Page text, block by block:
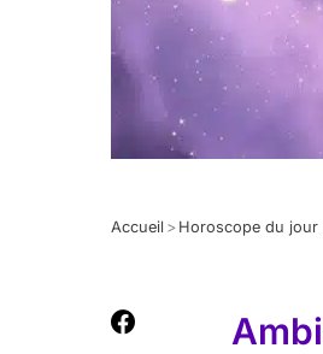
Accueil > Horoscope du jour